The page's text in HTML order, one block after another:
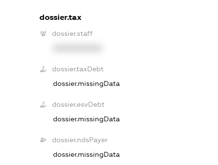
dossier.tax
dossier.staff
dossier.taxDebt
dossier.missingData
dossier.esvDebt
dossier.missingData
dossier.ndsPayer
dossier.missingData